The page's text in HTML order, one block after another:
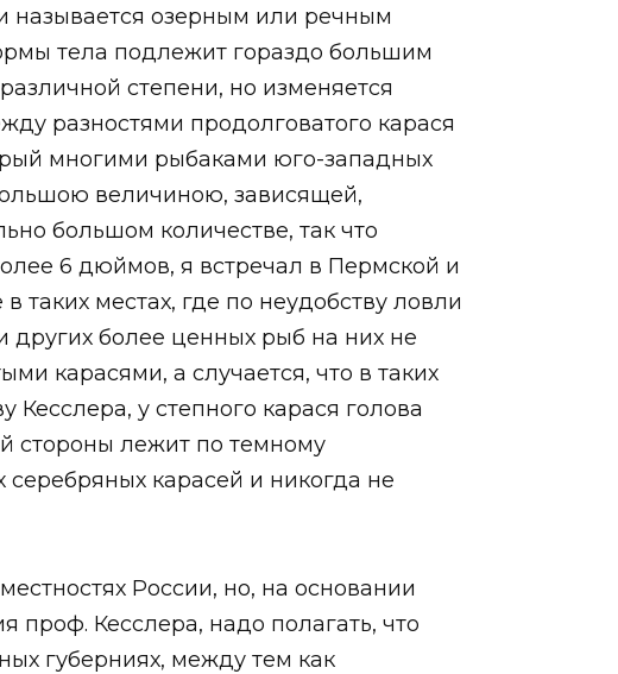
называется озерным или речным
тела подлежит гораздо большим
степени, но изменяется
разностями продолговатого карася
многими рыбаками юго-западных
величиною, зависящей,
большом количестве, так что
6 дюймов, я встречал в Пермской и
таких местах, где по неудобству ловли
других более ценных рыб на них не
карасями, а случается, что в таких
Кесслера, у степного карася голова
стороны лежит по темному
карасей и никогда не
России, но, на основании
Кесслера, надо полагать, что
губерниях, между тем как